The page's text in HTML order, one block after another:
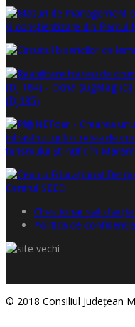
Chestionar
Politica de
© 2018 Consiliul Judeţean